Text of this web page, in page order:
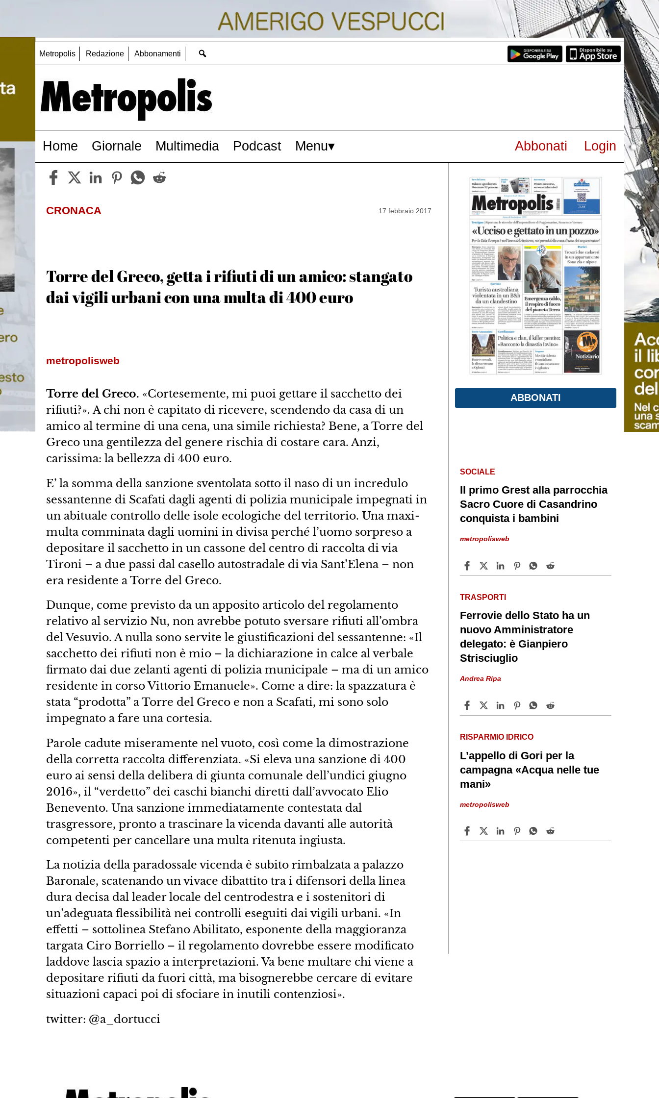
Metropolis Redazione Abbonamenti
Home Giornale Multimedia Podcast Menu Abbonati Login
CRONACA 17 febbraio 2017
Torre del Greco, getta i rifiuti di un amico: stangato
dai vigili urbani con una multa di 400 euro
metropolisweb
Torre del Greco. «Cortesemente, mi puoi gettare il sacchetto dei
rifiuti?». A chi non è capitato di ricevere, scendendo da casa di un
amico al termine di una cena, una simile richiesta? Bene, a Torre del
Greco una gentilezza del genere rischia di costare cara. Anzi,
carissima: la bellezza di 400 euro.
E’ la somma della sanzione sventolata sotto il naso di un incredulo
sessantenne di Scafati dagli agenti di polizia municipale impegnati in
un abituale controllo delle isole ecologiche del territorio. Una maxi-
multa comminata dagli uomini in divisa perché l’uomo sorpreso a
depositare il sacchetto in un cassone del centro di raccolta di via
Tironi – a due passi dal casello autostradale di via Sant’Elena – non
era residente a Torre del Greco.
Dunque, come previsto da un apposito articolo del regolamento
relativo al servizio Nu, non avrebbe potuto sversare rifiuti all’ombra
del Vesuvio. A nulla sono servite le giustificazioni del sessantenne: «Il
sacchetto dei rifiuti non è mio – la dichiarazione in calce al verbale
firmato dai due zelanti agenti di polizia municipale – ma di un amico
residente in corso Vittorio Emanuele». Come a dire: la spazzatura è
stata “prodotta” a Torre del Greco e non a Scafati, mi sono solo
impegnato a fare una cortesia.
Parole cadute miseramente nel vuoto, così come la dimostrazione
della corretta raccolta differenziata. «Si eleva una sanzione di 400
euro ai sensi della delibera di giunta comunale dell’undici giugno
2016», il “verdetto” dei caschi bianchi diretti dall’avvocato Elio
Benevento. Una sanzione immediatamente contestata dal
trasgressore, pronto a trascinare la vicenda davanti alle autorità
competenti per cancellare una multa ritenuta ingiusta.
La notizia della paradossale vicenda è subito rimbalzata a palazzo
Baronale, scatenando un vivace dibattito tra i difensori della linea
dura decisa dal leader locale del centrodestra e i sostenitori di
un’adeguata flessibilità nei controlli eseguiti dai vigili urbani. «In
effetti – sottolinea Stefano Abilitato, esponente della maggioranza
targata Ciro Borriello – il regolamento dovrebbe essere modificato
laddove lascia spazio a interpretazioni. Va bene multare chi viene a
depositare rifiuti da fuori città, ma bisognerebbe cercare di evitare
situazioni capaci poi di sfociare in inutili contenziosi».
twitter: @a_dortucci
ABBONATI
SOCIALE
Il primo Grest alla parrocchia
Sacro Cuore di Casandrino
conquista i bambini
metropolisweb
TRASPORTI
Ferrovie dello Stato ha un
nuovo Amministratore
delegato: è Gianpiero
Strisciuglio
Andrea Ripa
RISPARMIO IDRICO
L’appello di Gori per la
campagna «Acqua nelle tue
mani»
metropolisweb